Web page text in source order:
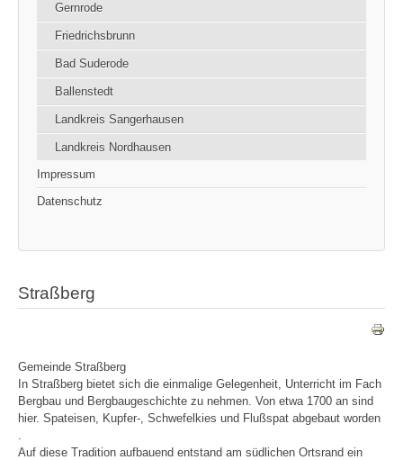
Gernrode
Friedrichsbrunn
Bad Suderode
Ballenstedt
Landkreis Sangerhausen
Landkreis Nordhausen
Impressum
Datenschutz
Straßberg
Gemeinde Straßberg
In Straßberg bietet sich die einmalige Gelegenheit, Unterricht im Fach
Bergbau und Bergbaugeschichte zu nehmen. Von etwa 1700 an sind
hier. Spateisen, Kupfer-, Schwefelkies und Flußspat abgebaut worden
Auf diese Tradition aufbauend entstand am südlichen Ortsrand ein